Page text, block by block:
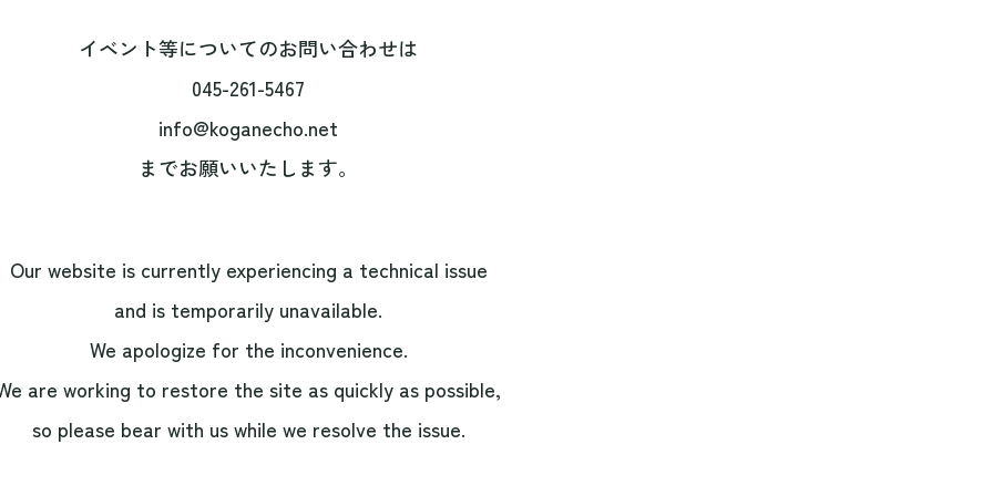
イベント等についてのお問い合わせは
045-261-5467
info@koganecho.net
までお願いいたします。
Our website is currently experiencing a technical issue
and is temporarily unavailable.
We apologize for the inconvenience.
are working to restore the site as quickly as possible,
so please bear with us while we resolve the issue.